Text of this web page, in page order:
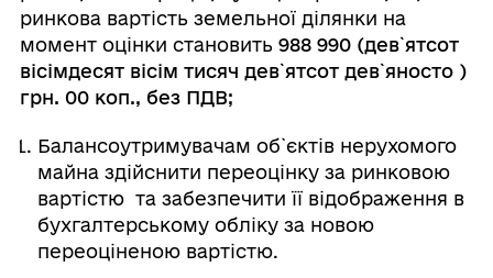
ринкова вартість земельної ділянки на
момент оцінки становить 988 990 (дев`ятсот
вісімдесят вісім тисяч дев`ятсот дев`яносто )
грн. 00 коп., без ПДВ;
Балансоутримувачам об`єктів нерухомого
майна здійснити переоцінку за ринковою
вартістю та забезпечити її відображення в
бухгалтерському обліку за новою
переоціненою вартістю.